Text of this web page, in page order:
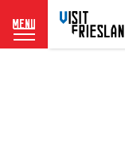
menu
G